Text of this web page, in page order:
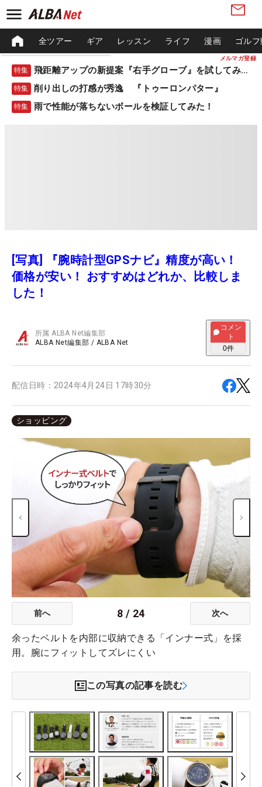
メルマガ登録
全ツアー ギア レッスン ライフ 漫画 ゴル
特集 飛距離アップの新提案『右手グローブ』を試してみた！
特集 削り出しの打感が秀逸 『トゥーロンパター』
特集 雨で性能が落ちないボールを検証してみた！
[写真] 『腕時計型GPSナビ』精度が高い！
価格が安い！ おすすめはどれか、比較しま
した！
所属ALBA Net編集部
ALBA Net編集部 / ALBA Net
コメン
ト
0件
配信日時： 2024年4月24日 17時30分
ショッピング
前へ 8 / 24 次へ
余ったベルトを内部に収納できる「インナー式」を採
用。腕にフィットしてズレにくい
この写真の記事を読む